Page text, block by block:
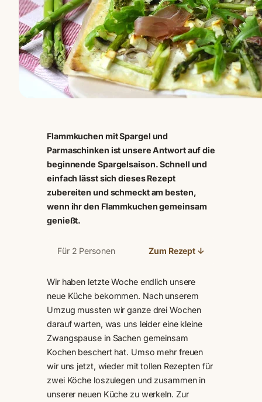
Flammkuchen mit Spargel und
Parmaschinken ist unsere Antwort auf die
beginnende Spargelsaison. Schnell und
einfach lässt sich dieses Rezept
zubereiten und schmeckt am besten,
wenn ihr den Flammkuchen gemeinsam
genießt.
Für 2 Personen Zum Rezept ↓
Wir haben letzte Woche endlich unsere
neue Küche bekommen. Nach unserem
Umzug mussten wir ganze drei Wochen
darauf warten, was uns leider eine kleine
Zwangspause in Sachen gemeinsam
Kochen beschert hat. Umso mehr freuen
wir uns jetzt, wieder mit tollen Rezepten für
zwei Köche loszulegen und zusammen in
unserer neuen Küche zu werkeln. Zur